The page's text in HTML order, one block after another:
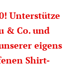
Unterstütze
& Co. und
eigens
Shirt-